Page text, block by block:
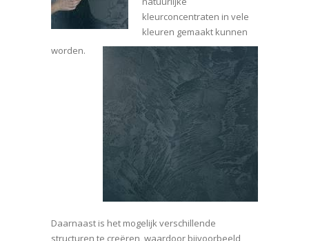
kleurconcentraten in vele
kleuren gemaakt kunnen
worden.
Daarnaast is het mogelijk verschillende
structuren te creëren, waardoor bijvoorbeeld